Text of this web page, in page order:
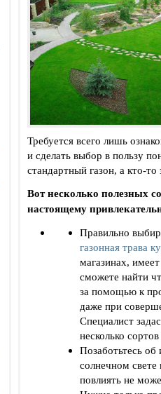
Требуется всего лишь
и сделать выбор в пользу
стандартный газон, а кто-
Вот несколько полезных
настоящему
Правильно
газонная трава
магазинах,
сможете найти
за помощью к
даже при
Специалист
несколько
Позаботьтесь об
солнечном
повлиять не